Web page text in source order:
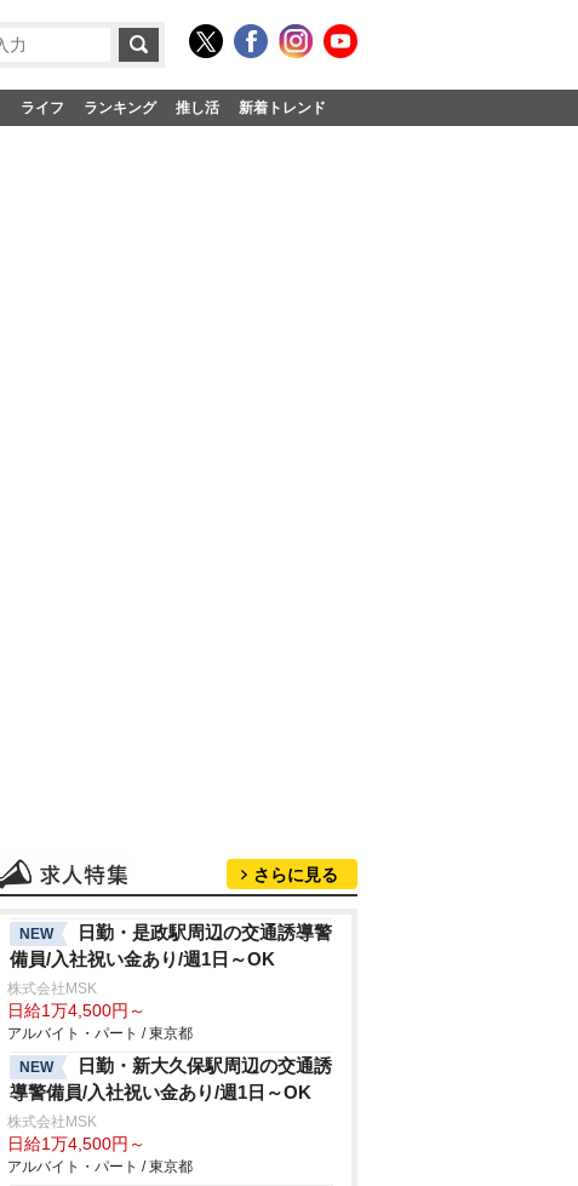
ライフ ランキング 推し活 新着トレンド
さらに見る
NEW
日勤・是政駅周辺の交通誘導警
備員/入社祝い金あり/週1日～OK
株式会社MSK
日給1万4,500円～
アルバイト・パート / 東京都
NEW
日勤・新大久保駅周辺の交通誘
導警備員/入社祝い金あり/週1日～OK
株式会社MSK
日給1万4,500円～
アルバイト・パート / 東京都